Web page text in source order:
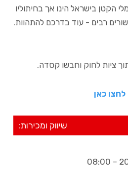
הקטן בישראל הינו אך בחיתוליו
רבים - עוד בדרכם להתהוות.
ציות לחוק וחבשו קסדה.
כאן
שיווק ומכירות: